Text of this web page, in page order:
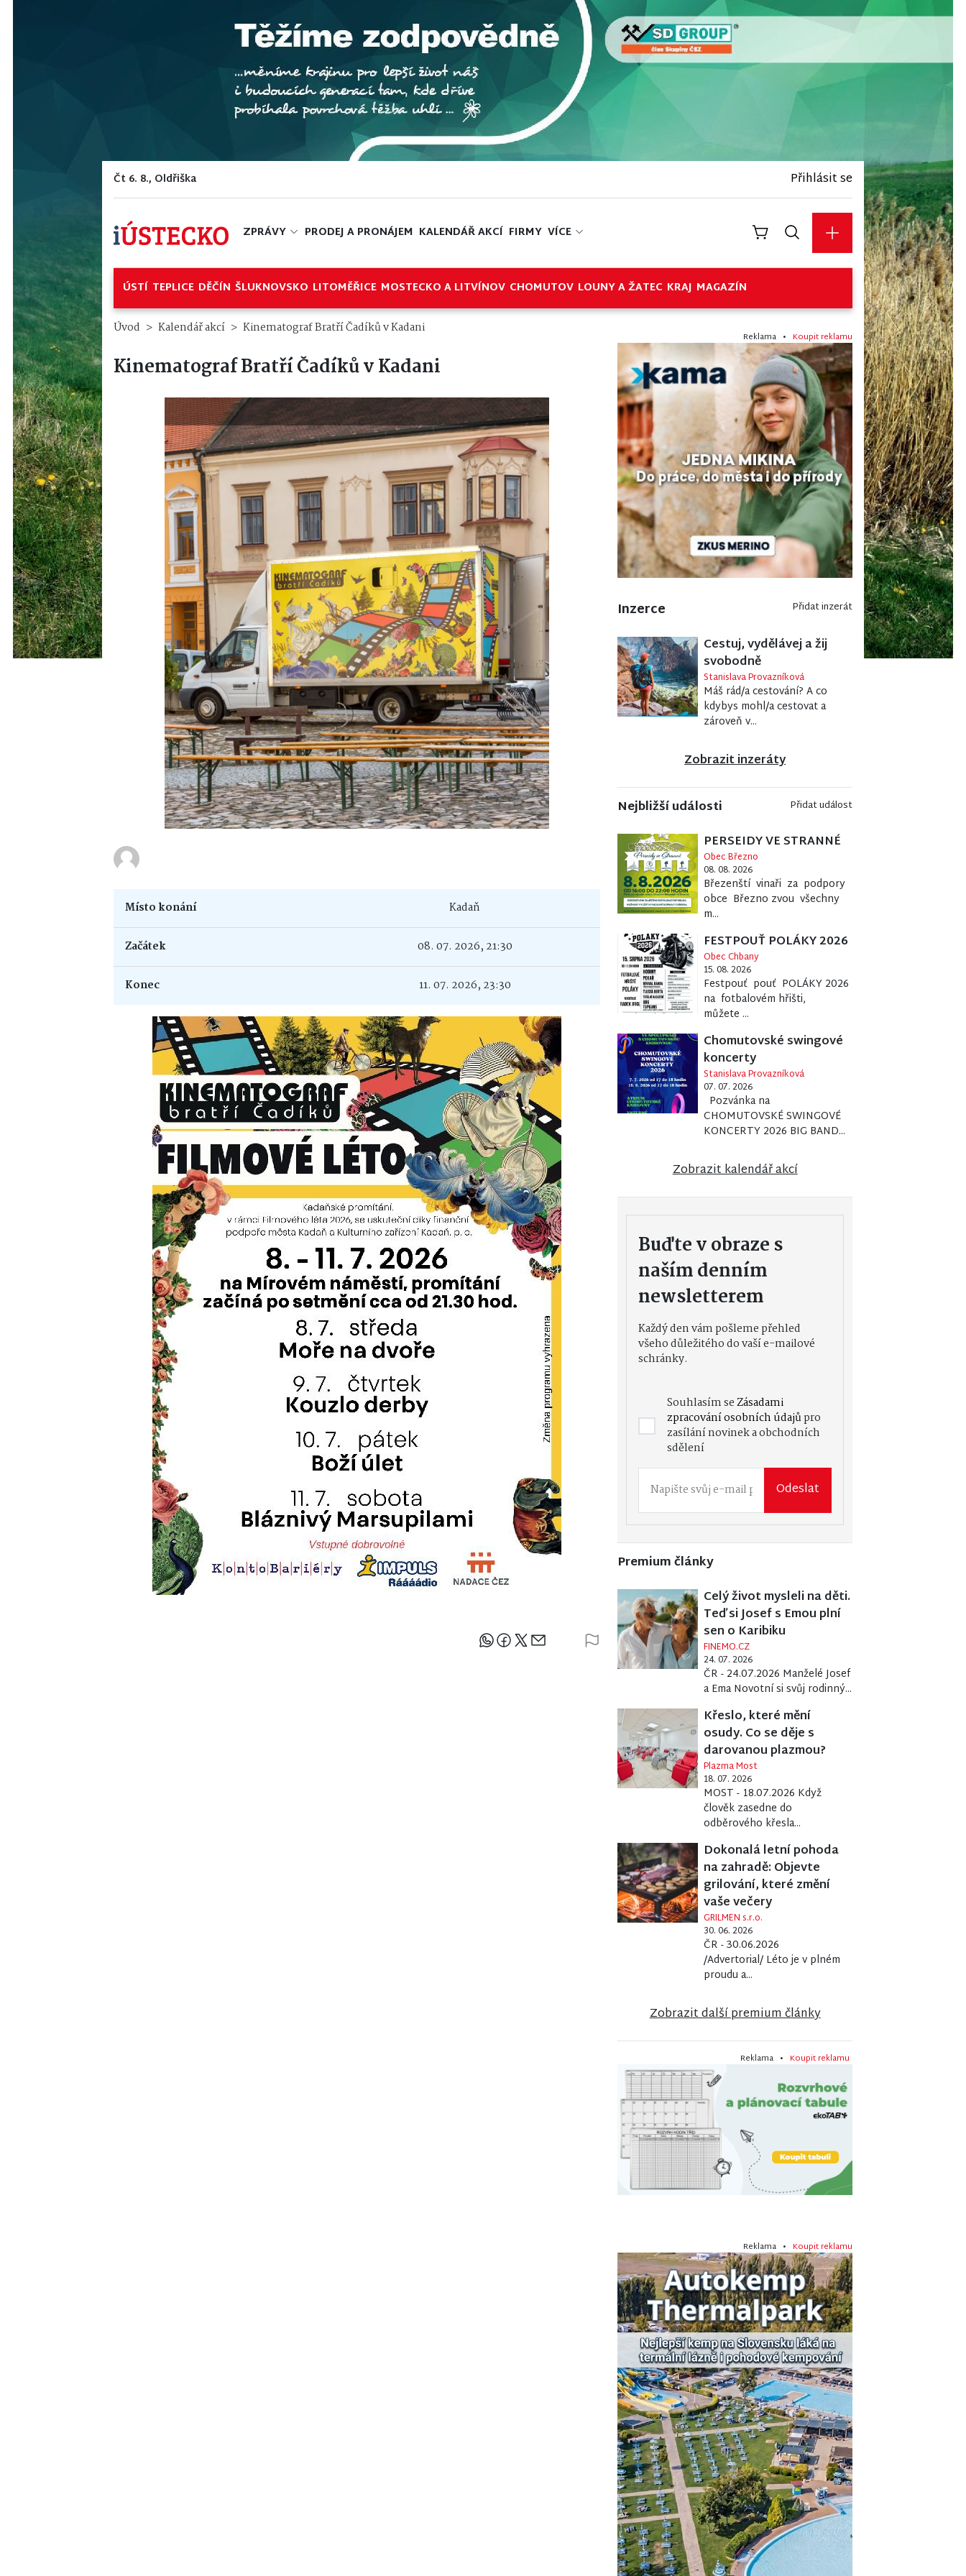
Čt 6. 8., Oldřiška Přihlásit se
ZPRÁVY PRODEJ A PRONÁJEM KALENDÁŘ AKCÍ FIRMY VÍCE
ÚSTÍ TEPLICE DĚČÍN ŠLUKNOVSKO LITOMĚŘICE MOSTECKO A LITVÍNOV CHOMUTOV LOUNY A ŽATEC KRAJ MAGAZÍN
Úvod Kalendář akcí Kinematograf Bratří Čadíků v Kadani
Kinematograf Bratří Čadíků v Kadani
Místo konání Kadaň
Začátek 08. 07. 2026, 21:30
Konec 11. 07. 2026, 23:30
Sdílejte článek
Reklama • Koupit reklamu
Inzerce Přidat inzerát
Cestuj, vydělávej a žij
svobodně
Stanislava Provazníková
Máš rád/a cestování? A co
kdybys mohl/a cestovat a
zároveň v...
Zobrazit inzeráty
Nejbližší události Přidat událost
PERSEIDY VE STRANNÉ
Obec Březno
08. 08. 2026
Březenští vinaři za podpory
obce Březno zvou všechny
m...
FESTPOUŤ POLÁKY 2026
Obec Chbany
15. 08. 2026
Festpouť pouť POLÁKY 2026
na fotbalovém hřišti,
můžete ...
Chomutovské swingové
koncerty
Stanislava Provazníková
07. 07. 2026
Pozvánka na
CHOMUTOVSKÉ SWINGOVÉ
KONCERTY 2026 BIG BAND...
Zobrazit kalendář akcí
Buďte v obraze s
naším denním
newsletterem
Každý den vám pošleme přehled
všeho důležitého do vaší e-mailové
schránky.
Souhlasím seZásadami
zpracování osobních údajůpro
zasílání novinek a obchodních
sdělení
Odeslat
Premium články
Celý život mysleli na děti.
Teď si Josef s Emou plní
sen o Karibiku
FINEMO.CZ
24. 07. 2026
ČR - 24.07.2026 Manželé Josef
a Ema Novotní si svůj rodinný...
Křeslo, které mění
osudy. Co se děje s
darovanou plazmou?
Plazma Most
18. 07. 2026
MOST - 18.07.2026 Když
člověk zasedne do
odběrového křesla...
Dokonalá letní pohoda
na zahradě: Objevte
grilování, které změní
vaše večery
GRILMEN s.r.o.
30. 06. 2026
ČR - 30.06.2026
/Advertorial/ Léto je v plném
proudu a...
Zobrazit další premium články
Reklama • Koupit reklamu
Reklama • Koupit reklamu